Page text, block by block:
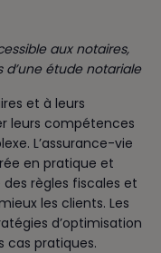
aux notaires,
étude notariale
et à leurs
leurs compétences
L’assurance-vie
en pratique et
règles fiscales et
les clients. Les
d’optimisation
cas pratiques.